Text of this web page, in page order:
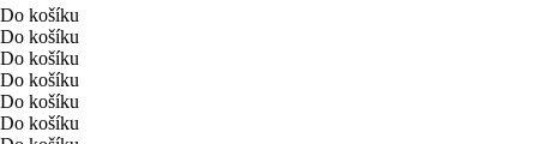
Do košíku
Do košíku
Do košíku
Do košíku
Do košíku
Do košíku